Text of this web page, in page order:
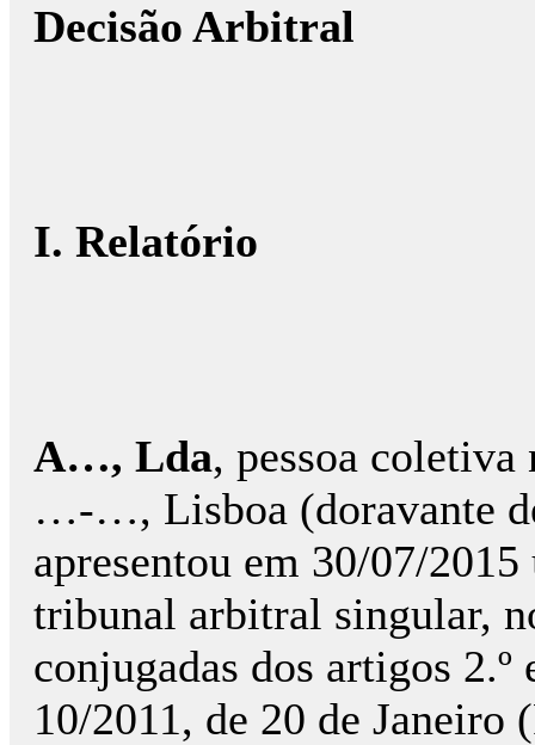
Decisão Arbitral
I. Relatório
A…, Lda, pessoa
…-…, Lisboa (doravante
apresentou em 30/07/
tribunal arbitral singular,
conjugadas dos artigos
10/2011, de 20 de